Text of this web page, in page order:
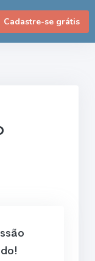
Cadastre-se grátis